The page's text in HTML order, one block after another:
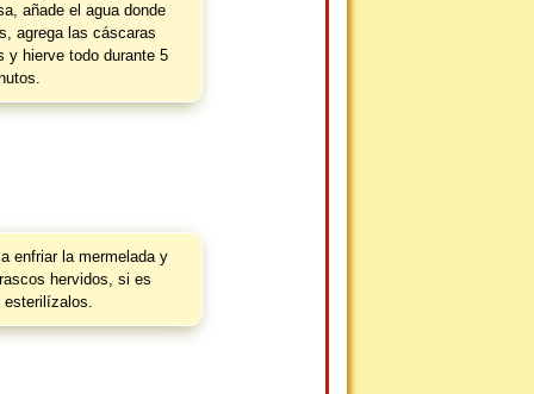
añade el agua donde
agrega las cáscaras
y hierve todo durante 5
enfriar la mermelada y
hervidos, si es
esterilízalos.